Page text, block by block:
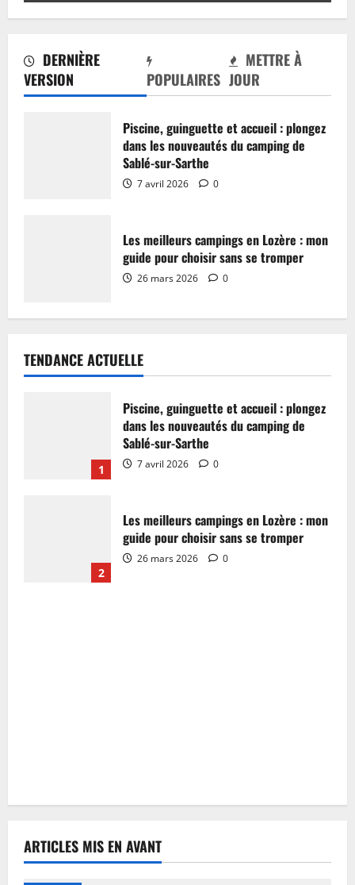
DERNIÈRE
VERSION
POPULAIRES
METTRE À
JOUR
Piscine, guinguette et accueil : plongez
dans les nouveautés du camping de
Sablé-sur-Sarthe
7 avril 2026 0
Les meilleurs campings en Lozère : mon
guide pour choisir sans se tromper
26 mars 2026 0
TENDANCE ACTUELLE
1
Piscine, guinguette et accueil : plongez
dans les nouveautés du camping de
Sablé-sur-Sarthe
7 avril 2026 0
2
Les meilleurs campings en Lozère : mon
guide pour choisir sans se tromper
26 mars 2026 0
ARTICLES MIS EN AVANT